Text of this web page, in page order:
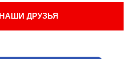
НАШИ ДРУЗЬЯ